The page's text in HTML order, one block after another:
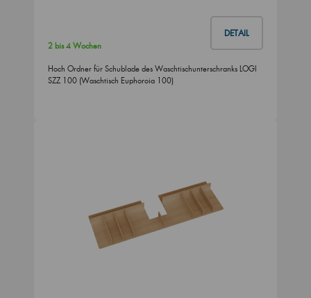
DETAIL
2 bis 4 Wochen
Hoch Ordner für Schublade des Waschtischunterschranks LOGI
SZZ 100 (Waschtisch Euphoroia 100)